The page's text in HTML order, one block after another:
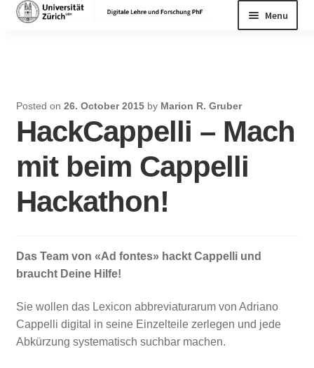
Skip
to
Skip
to
Menu
Posted on 26. October 2015 by Marion R. Gruber
HackCappelli – Mach
mit beim Cappelli
Hackathon!
Das Team von «Ad fontes» hackt Cappelli und
braucht Deine Hilfe!
Sie wollen das Lexicon abbreviaturarum von Adriano
Cappelli digital in seine Einzelteile zerlegen und jede
Abkürzung systematisch suchbar machen.